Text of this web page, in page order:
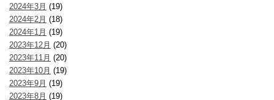
2024年3月 (19)
2024年2月 (18)
2024年1月 (19)
2023年12月 (20)
2023年11月 (20)
2023年10月 (19)
2023年9月 (19)
2023年8月 (19)